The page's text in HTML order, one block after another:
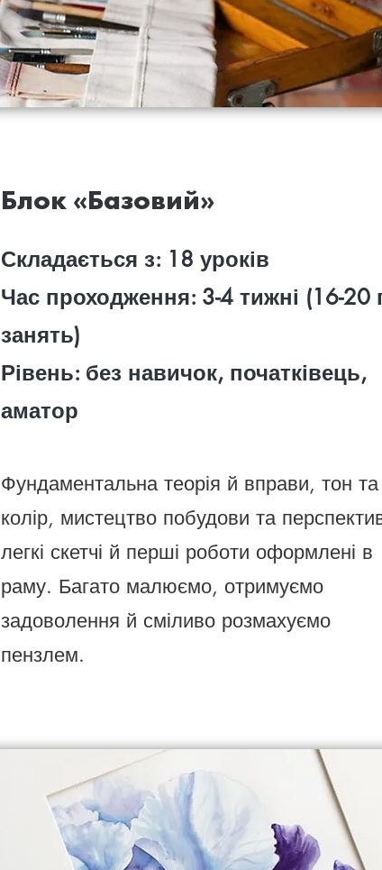
Блок «Базовий»
Складається з: 18 уроків
Час проходження: 3-4 тижні (16-20
занять)
Рівень: без навичок, початківець,
аматор
Фундаментальна теорія й вправи, тон та
колір, мистецтво побудови та
легкі скетчі й перші роботи оформлені в
раму. Багато малюємо, отримуємо
задоволення й сміливо розмахуємо
пензлем.